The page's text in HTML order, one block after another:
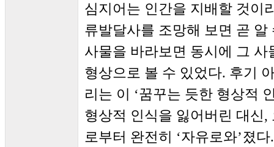
심지어는 인간을 지배할 것이
류발달사를 조망해 보면 곧
사물을 바라보면 동시에 그
형상으로 볼 수 있었다. 후기
리는 이 ‘꿈꾸는 듯한 형상적
형상적 인식을 잃어버린 대신
로부터 완전히 ‘자유로와’졌다.